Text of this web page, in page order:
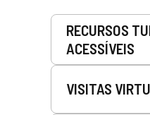
RECURSOS
ACESSÍVEIS
VISITAS